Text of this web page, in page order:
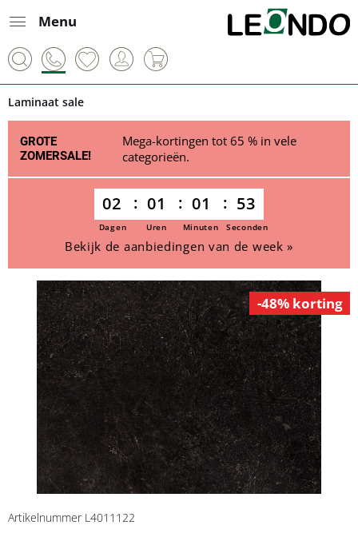
Menu
Laminaat sale
GROTE
ZOMERSALE!
Mega-kortingen tot 65 % in vele
categorieën.
02 01 01 53
Dagen Uren Minuten Seconden
Bekijk de aanbiedingen van de week »
-48% korting
Artikelnummer L4011122